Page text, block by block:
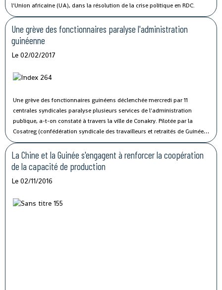
l'Union africaine (UA), dans la résolution de la crise politique en RDC.
Une grève des fonctionnaires paralyse l'administration
guinéenne
Le 02/02/2017
Une grève des fonctionnaires guinéens déclenchée mercredi par 11
centrales syndicales paralyse plusieurs services de l'administration
publique, a-t-on constaté à travers la ville de Conakry. Pilotée par la
Cosatreg (confédération syndicale des travailleurs et retraités de Guinée)
et 10 centrales syndicales, la grève générale d'avertissement de 7 jours
vise à protester contre les mauvaises conditions de vie et de travail des
fonctionnaires du secteur public.
La Chine et la Guinée s'engagent à renforcer la coopération
de la capacité de production
Le 02/11/2016